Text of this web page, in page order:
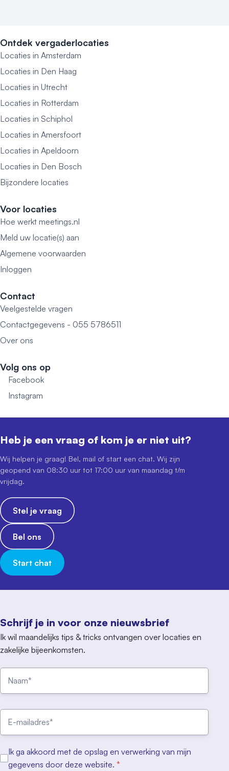
Ontdek vergaderlocaties
Locaties in Amsterdam
Locaties in Den Haag
Locaties in Utrecht
Locaties in Rotterdam
Locaties in Schiphol
Locaties in Amersfoort
Locaties in Apeldoorn
Locaties in Den Bosch
Bijzondere locaties
Voor locaties
Hoe werkt meetings.nl
Meld uw locatie(s) aan
Algemene voorwaarden
Inloggen
Contact
Veelgestelde vragen
Contactgegevens - 055 5786511
Over ons
Volg ons op
Facebook
Instagram
Schrijf je in voor onze nieuwsbrief
Ik wil maandelijks tips & tricks ontvangen over locaties en
zakelijke bijeenkomsten.
Ik ga akkoord met de opslag en verwerking van mijn
gegevens door deze website. *
Heb je een vraag of kom je er niet uit?
Wij helpen je graag! Bel, mail of start een chat. Wij zijn
geopend van 08:30 uur tot 17:00 uur van maandag t/m
vrijdag.
Stel je vraag
Bel ons
Start chat